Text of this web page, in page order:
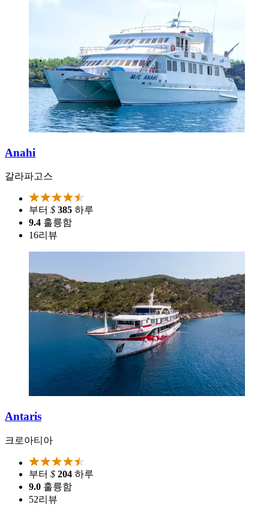
Anahi
갈라파고스
부터 $ 385 하루
9.4 훌륭함
16리뷰
Antaris
크로아티아
부터 $ 204 하루
9.0 훌륭함
52리뷰